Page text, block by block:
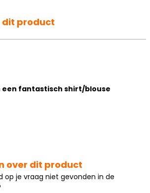
dit product
een fantastisch shirt/blouse
over dit product
op je vraag niet gevonden in de